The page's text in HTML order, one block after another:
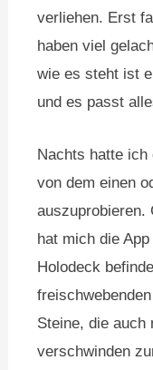
verliehen. Erst
haben viel
wie es steht ist
und es passt
Nachts hatte ich
von dem einen
auszuprobieren.
hat mich die
Holodeck
Steine, die auch
verschwinden